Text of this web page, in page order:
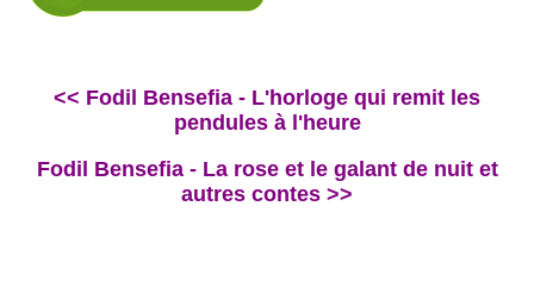
<< Fodil Bensefia - L'horloge qui remit les
pendules à l'heure
Fodil Bensefia - La rose et le galant de nuit et
autres contes >>